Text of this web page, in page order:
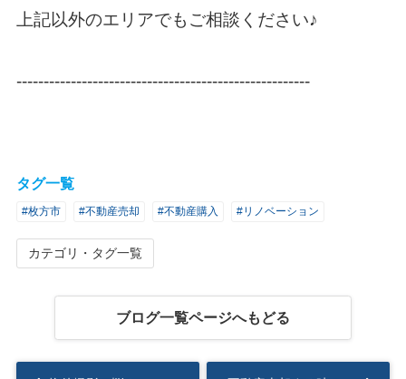
上記以外のエリアでもご相談ください♪
------------------------------------------------------
タグ一覧
#枚方市 #不動産売却 #不動産購入 #リノベーション
カテゴリ・タグ一覧
ブログ一覧ページへもどる